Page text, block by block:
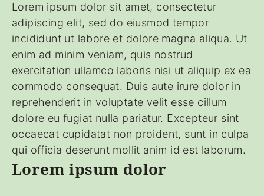
Lorem ipsum dolor sit amet, consectetur
adipiscing elit, sed do eiusmod tempor
incididunt ut labore et dolore magna aliqua. Ut
enim ad minim veniam, quis nostrud
exercitation ullamco laboris nisi ut aliquip ex ea
commodo consequat. Duis aute irure dolor in
reprehenderit in voluptate velit esse cillum
dolore eu fugiat nulla pariatur. Excepteur sint
occaecat cupidatat non proident, sunt in culpa
qui officia deserunt mollit anim id est laborum.
Lorem ipsum dolor